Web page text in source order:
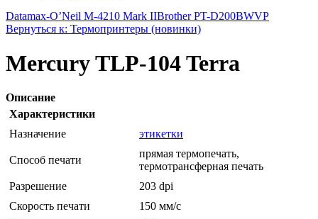
Datamax-O’Neil M-4210 Mark IIBrother PT-D200BWVP
Вернуться к: Термопринтеры (новинки)
Mercury TLP-104 Terra
Описание
Характеристики
Назначение
этикетки
Способ печати
прямая термопечать,
термотрансферная печать
Разрешение
203 dpi
Скорость печати
150 мм/с